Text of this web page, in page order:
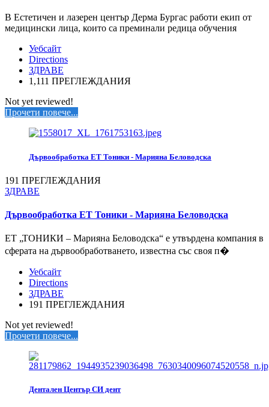
В Естетичен и лазерен център Дерма Бургас работи екип от
медицински лица, които са преминали редица обучения
Уебсайт
Directions
ЗДРАВЕ
1,111 ПРЕГЛЕЖДАНИЯ
Not yet reviewed!
Прочети повече...
Дървообработка ЕТ Тоники - Марияна Беловодска
191 ПРЕГЛЕЖДАНИЯ
ЗДРАВЕ
Дървообработка ЕТ Тоники - Марияна Беловодска
ЕТ „ТОНИКИ – Марияна Беловодска“ е утвърдена компания в
сферата на дървообработването, известна със своя п�
Уебсайт
Directions
ЗДРАВЕ
191 ПРЕГЛЕЖДАНИЯ
Not yet reviewed!
Прочети повече...
Дентален Център СИ дент